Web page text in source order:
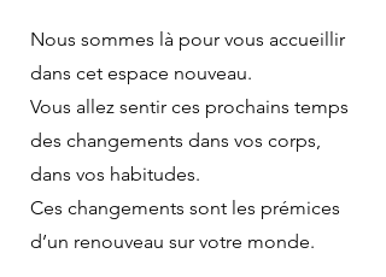
Nous sommes là pour vous accueillir
dans cet espace nouveau.
Vous allez sentir ces prochains temps
des changements dans vos corps,
dans vos habitudes.
Ces changements sont les prémices
d’un renouveau sur votre monde.